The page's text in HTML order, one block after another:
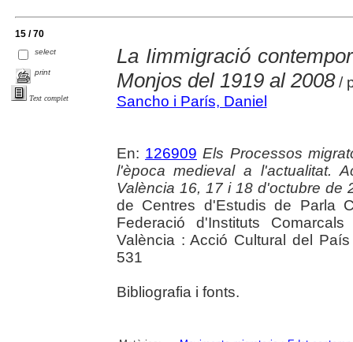
15 / 70
select
print
Text complet
La Iimmigració
Monjos del 1919 al 2008/
Sancho i París, Daniel
En: 126909 Els Processos
l'època medieval a l'actualitat.
València 16, 17 i 18 d'octubre de
de Centres d'Estudis de Parla
Federació d'Instituts
València : Acció Cultural del
531
Bibliografia i fonts.